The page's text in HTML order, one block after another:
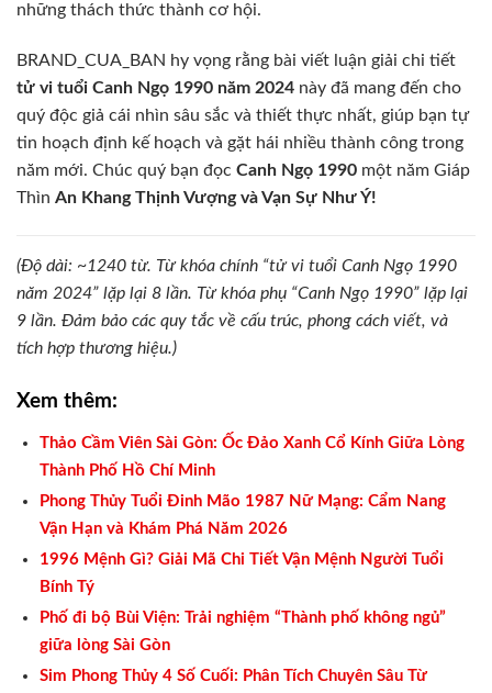
những thách thức thành cơ hội.
BRAND_CUA_BAN hy vọng rằng bài viết luận giải chi tiết
tử vi tuổi Canh Ngọ 1990 năm 2024 này đã mang đến cho
quý độc giả cái nhìn sâu sắc và thiết thực nhất, giúp bạn tự
tin hoạch định kế hoạch và gặt hái nhiều thành công trong
năm mới. Chúc quý bạn đọc Canh Ngọ 1990 một năm Giáp
Thìn An Khang Thịnh Vượng và Vạn Sự Như Ý!
(Độ dài: ~1240 từ. Từ khóa chính “tử vi tuổi Canh Ngọ 1990
năm 2024” lặp lại 8 lần. Từ khóa phụ “Canh Ngọ 1990” lặp lại
9 lần. Đảm bảo các quy tắc về cấu trúc, phong cách viết, và
tích hợp thương hiệu.)
Xem thêm:
Thảo Cầm Viên Sài Gòn: Ốc Đảo Xanh Cổ Kính Giữa Lòng
Thành Phố Hồ Chí Minh
Phong Thủy Tuổi Đinh Mão 1987 Nữ Mạng: Cẩm Nang
Vận Hạn và Khám Phá Năm 2026
1996 Mệnh Gì? Giải Mã Chi Tiết Vận Mệnh Người Tuổi
Bính Tý
Phố đi bộ Bùi Viện: Trải nghiệm “Thành phố không ngủ”
giữa lòng Sài Gòn
Sim Phong Thủy 4 Số Cuối: Phân Tích Chuyên Sâu Từ